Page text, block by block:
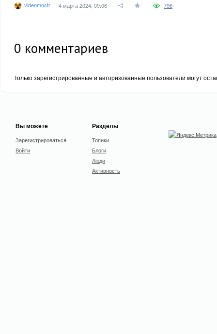
videomostr 4 марта 2024, 09:06 796
0 комментариев
Только зарегистрированные и авторизованные пользователи могут
Вы можете
Зарегистрироваться
Войти
Разделы
Топики
Блоги
Люди
Активность